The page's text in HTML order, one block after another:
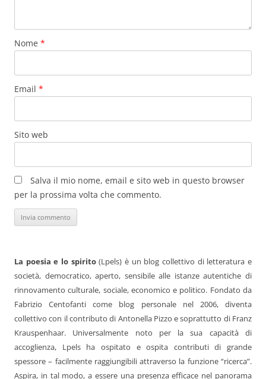
Nome *
Email *
Sito web
Salva il mio nome, email e sito web in questo browser
per la prossima volta che commento.
La poesia e lo spirito(Lpels) è un blog collettivo di letteratura e
società, democratico, aperto, sensibile alle istanze autentiche di
rinnovamento culturale, sociale, economico e politico. Fondato da
Fabrizio Centofanti come blog personale nel 2006, diventa
collettivo con il contributo di Antonella Pizzo e soprattutto di Franz
Krauspenhaar. Universalmente noto per la sua capacità di
accoglienza, Lpels ha ospitato e ospita contributi di grande
spessore – facilmente raggiungibili attraverso la funzione “ricerca”.
Aspira, in tal modo, a essere una presenza efficace nel panorama